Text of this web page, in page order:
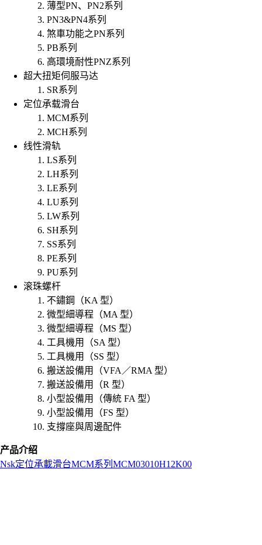
薄型PN、PN2系列
PN3&PN4系列
煞車功能之PN系列
PB系列
高環境耐性PNZ系列
超大扭矩伺服马达
SR系列
定位承载滑台
MCM系列
MCH系列
线性滑轨
LS系列
LH系列
LE系列
LU系列
LW系列
SH系列
SS系列
PE系列
PU系列
滚珠螺杆
不鏽鋼（KA 型）
微型細導程（MA 型）
微型細導程（MS 型）
工具機用（SA 型）
工具機用（SS 型）
搬送設備用（VFA／RMA 型）
搬送設備用（R 型）
小型設備用（傳統 FA 型）
小型設備用（FS 型）
支撐座與周邊配件
产品介绍
Nsk定位承載滑台MCM系列 MCM03010H12K00